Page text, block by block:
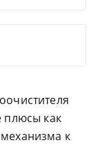
плюсы как
к